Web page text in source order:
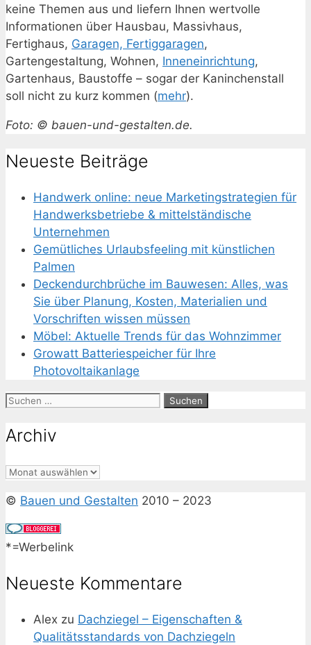
keine Themen aus und liefern Ihnen wertvolle
Informationen über Hausbau, Massivhaus,
Fertighaus, Garagen, Fertiggaragen,
Gartengestaltung, Wohnen, Inneneinrichtung,
Gartenhaus, Baustoffe – sogar der Kaninchenstall
soll nicht zu kurz kommen (mehr).
Foto: © bauen-und-gestalten.de.
Neueste Beiträge
Handwerk online: neue Marketingstrategien für
Handwerksbetriebe & mittelständische
Unternehmen
Gemütliches Urlaubsfeeling mit künstlichen
Palmen
Deckendurchbrüche im Bauwesen: Alles, was
Sie über Planung, Kosten, Materialien und
Vorschriften wissen müssen
Möbel: Aktuelle Trends für das Wohnzimmer
Growatt Batteriespeicher für Ihre
Photovoltaikanlage
Suchen
Archiv
Archiv
© Bauen und Gestalten 2010 – 2023
*=Werbelink
Neueste Kommentare
Alex zu Dachziegel – Eigenschaften &
Qualitätsstandards von Dachziegeln